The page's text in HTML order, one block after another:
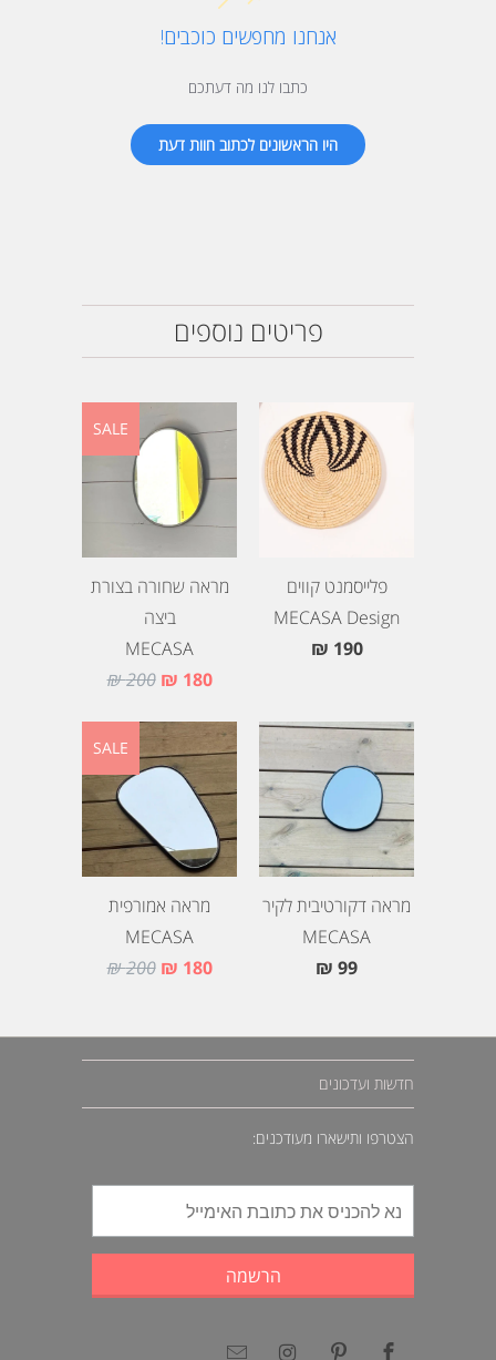
אנחנו מחפשים כוכבים!
כתבו לנו מה דעתכם
היו הראשונים לכתוב חוות דעת
פריטים נוספים
מראה שחורה בצורת
ביצה
MECASA
180 ₪
200 ₪
SALE
פלייסמנט קווים
MECASA Design
190 ₪
מראה אמורפית
MECASA
180 ₪
200 ₪
SALE
מראה דקורטיבית לקיר
MECASA
99 ₪
חדשות ועדכונים
הצטרפו ותישארו מעודכנים: